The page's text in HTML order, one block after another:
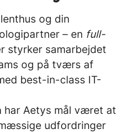
og din
– en full-
styrker samarbejdet
og på tværs af
best-in-class IT-
har Aetys mål været at
udfordringer